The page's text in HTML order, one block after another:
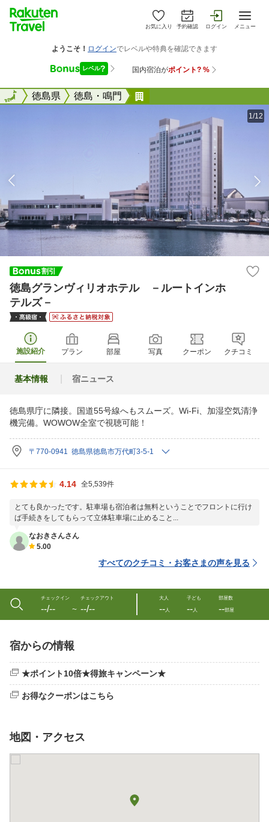
お気に入り 予約確認 ログイン メニュー
全国徳島県 徳島・鳴門
全国
1/12
徳島グランヴィリオホテル －ルートインホ
テルズ－
施設紹介 プラン 部屋 写真 クーポン クチコミ
基本情報 宿ニュース
徳島県庁に隣接。国道55号線へもスムーズ。Wi-Fi、加湿空気清浄
機完備。WOWOW全室で視聴可能！
〒770-0941 徳島県徳島市万代町3-5-1
4.14 全5,539件
とても良かったです。駐車場も宿泊者は無料ということでフロントに行け
ば手続きをしてもらって立体駐車場に止めること...
なおきさんさん
5.00
すべてのクチコミ・お客さまの声を見る
チェックイン
--/-- 〜
チェックアウト
--/--
大人
--人
子ども
--人
部屋数
--部屋
宿からの情報
★ポイント10倍★得旅キャンペーン★
お得なクーポンはこちら
地図・アクセス